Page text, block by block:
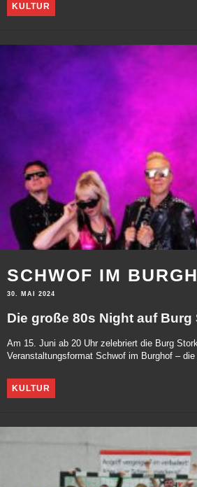
KULTUR
SCHWOF IM
30. MAI 2024
Die große 80s Night auf Burg
Am 15. Juni ab 20 Uhr zelebriert die Burg
Veranstaltungsformat Schwof im Burghof –
KULTUR